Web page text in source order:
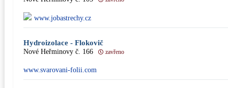
www.jobastrechy.cz
Hydroizolace - Flokovič
Nové Heřminovy č. 166 zavřeno
www.svarovani-folii.com